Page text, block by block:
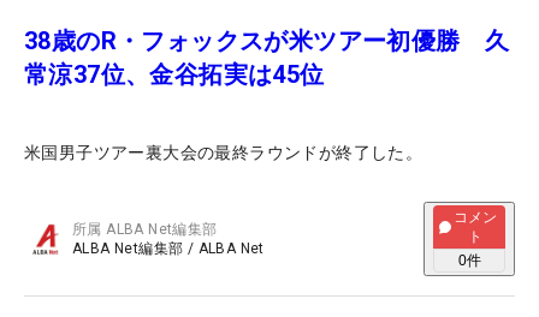
38歳のR・フォックスが米ツアー初優勝 久
常涼37位、金谷拓実は45位
米国男子ツアー裏大会の最終ラウンドが終了した。
所属ALBA Net編集部
ALBA Net編集部 / ALBA Net
コメン
ト
0件